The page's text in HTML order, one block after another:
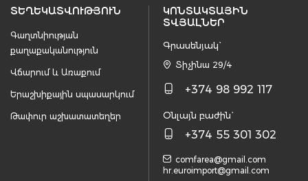
ՏԵՂԵԿԱՏՎՈՒԹՅՈՒՆ
Գաղտնիության
քաղաքականություն
Վճարում և Առաքում
Երաշխիքային սպասարկում
Թափուր աշխատատեղեր
ԿՈՆՏԱԿՏԱՅԻՆ
ՏՎՅԱԼՆԵՐ
Գրասենյակ`
Տիչինա 29/4
+374 98 992 117
Օնլայն բաժին`
+374 55 301 302
comfarea@gmail.com
hr.euroimport@gmail.com